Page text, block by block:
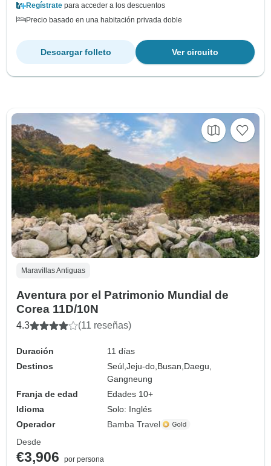
Regístrate para acceder a los descuentos
Precio basado en una habitación privada doble
Ver circuito
Descargar folleto
Maravillas Antiguas
Aventura por el Patrimonio Mundial de
Corea 11D/10N
4.3 (11 reseñas)
Duración
11 días
Destinos
Seúl,Jeju-do, Busan, Daegu,
Gangneung
Franja de edad
Edades 10+
Idioma
Solo: Inglés
Operador
Bamba Travel
Desde
€3,906
por persona